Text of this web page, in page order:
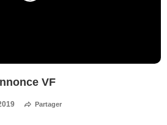
VF
Partager